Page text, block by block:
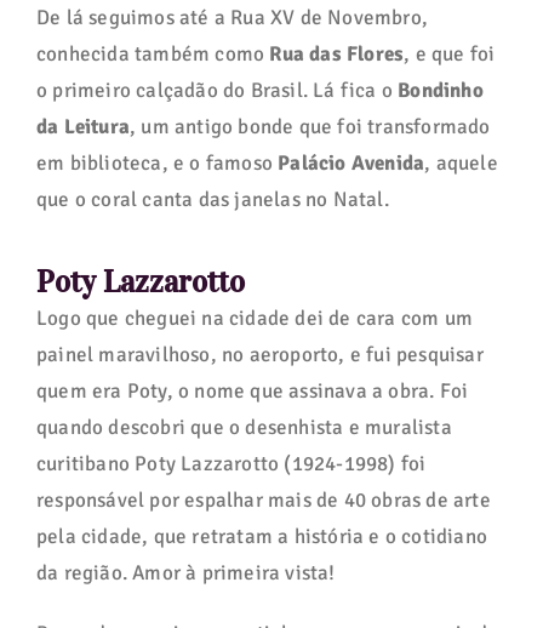
De lá seguimos até a Rua XV de Novembro,
conhecida também como Rua das Flores, e que foi
o primeiro calçadão do Brasil. Lá fica o Bondinho
da Leitura, um antigo bonde que foi transformado
em biblioteca, e o famoso Palácio Avenida, aquele
que o coral canta das janelas no Natal.
Poty Lazzarotto
Logo que cheguei na cidade dei de cara com um
painel maravilhoso, no aeroporto, e fui pesquisar
quem era Poty, o nome que assinava a obra. Foi
quando descobri que o desenhista e muralista
curitibano Poty Lazzarotto (1924-1998) foi
responsável por espalhar mais de 40 obras de arte
pela cidade, que retratam a história e o cotidiano
da região. Amor à primeira vista!